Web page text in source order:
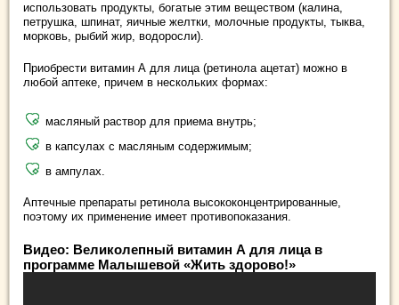
использовать продукты, богатые этим веществом (калина,
петрушка, шпинат, яичные желтки, молочные продукты, тыква,
морковь, рыбий жир, водоросли).
Приобрести витамин А для лица (ретинола ацетат) можно в
любой аптеке, причем в нескольких формах:
масляный раствор для приема внутрь;
в капсулах с масляным содержимым;
в ампулах.
Аптечные препараты ретинола высококонцентрированные,
поэтому их применение имеет противопоказания.
Видео: Великолепный витамин А для лица в
программе Малышевой «Жить здорово!»